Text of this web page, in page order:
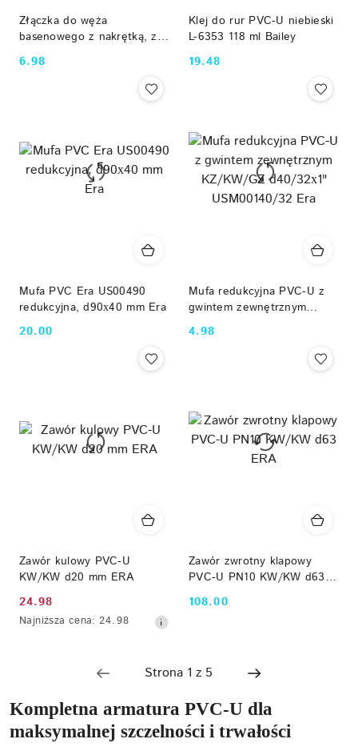
Złączka do węża
basenowego z nakrętką, z
gwintem zewnętrznym (38
mm х 1.5") Emaux
Cena:
6.98
Klej do rur PVC-U niebieski
L-6353 118 ml Bailey
Cena:
19.48
Mufa PVC Era US00490
redukcyjna, d90х40 mm Era
Cena:
20.00
Mufa redukcyjna PVC-U z
gwintem zewnętrznym
KZ/KW/GZ d40/32х1"
USM00140/32 Era
Cena:
4.98
Zawór kulowy PVC-U
KW/KW d20 mm ERA
Cena
promocyjna:
24.98
Najniższa
obniżką
Najniższa cena: 24.98
Zawór zwrotny klapowy
PVC-U PN10 KW/KW d63
ERA
Cena:
108.00
Kompletna armatura PVC-U dla
maksymalnej szczelności i trwałości